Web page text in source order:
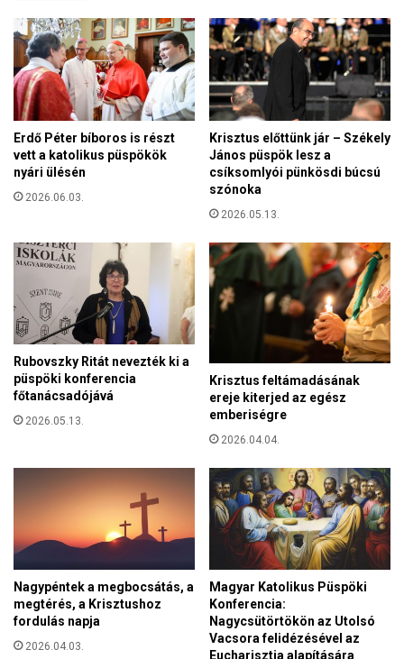
á
z
t
t
K
r
s
t
s
o
ó
l
í
r
t
a
g
n
e
k
i
m
o
m
á
b
a
n
–
A
S
w
g
e
r
v
i
l
l
Erdő Péter bíboros is részt
vett a katolikus püspökök
nyári ülésén
2026.06.03.
Krisztus előttünk jár – Székely
János püspök lesz a
csíksomlyói pünkösdi búcsú
szónoka
2026.05.13.
Rubovszky Ritát nevezték ki a
püspöki konferencia
főtanácsadójává
2026.05.13.
Krisztus feltámadásának
ereje kiterjed az egész
emberiségre
2026.04.04.
Nagypéntek a megbocsátás, a
megtérés, a Krisztushoz
fordulás napja
2026.04.03.
Magyar Katolikus Püspöki
Konferencia:
Nagycsütörtökön az Utolsó
Vacsora felidézésével az
Eucharisztia alapítására